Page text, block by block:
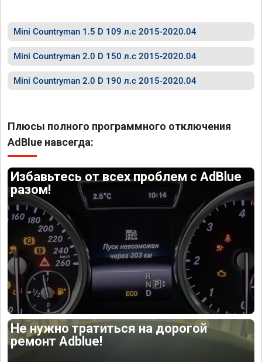
Mini Countryman 1.5 D 109 л.с 2015-2020.04
Mini Countryman 2.0 D 150 л.с 2015-2020.04
Mini Countryman 2.0 D 190 л.с 2015-2020.04
Плюсы полного программного отключения
AdBlue навсегда:
Избавьтесь от всех проблем с AdBlue
разом!
Не нужно тратиться на дорогой
ремонт Adblue!